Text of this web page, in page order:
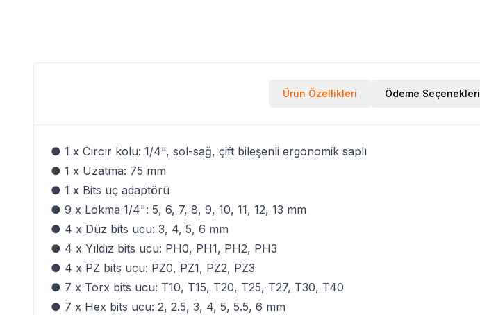
Ürün Özellikleri Ödeme Seçenekleri
● 1 x Cırcır kolu: 1/4", sol-sağ, çift bileşenli ergonomik saplı
● 1 x Uzatma: 75 mm
● 1 x Bits uç adaptörü
● 9 x Lokma 1/4": 5, 6, 7, 8, 9, 10, 11, 12, 13 mm
● 4 x Düz bits ucu: 3, 4, 5, 6 mm
● 4 x Yıldız bits ucu: PH0, PH1, PH2, PH3
● 4 x PZ bits ucu: PZ0, PZ1, PZ2, PZ3
● 7 x Torx bits ucu: T10, T15, T20, T25, T27, T30, T40
● 7 x Hex bits ucu: 2, 2.5, 3, 4, 5, 5.5, 6 mm